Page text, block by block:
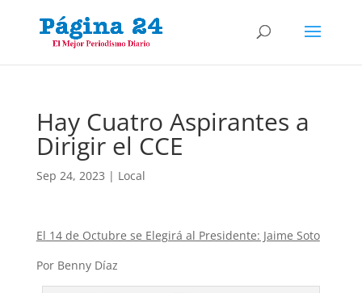
Hay Cuatro Aspirantes a
Dirigir el CCE
Sep 24, 2023 | Local
El 14 de Octubre se Elegirá al Presidente: Jaime Soto
Por Benny Díaz